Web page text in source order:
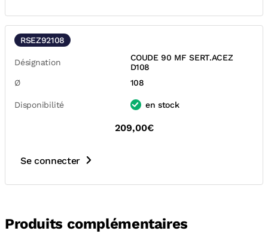
RSEZ92108
Désignation
COUDE 90 MF SERT.ACEZ
D108
Ø
108
Disponibilité en stock
209,00€
Se connecter
Produits complémentaires